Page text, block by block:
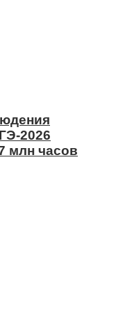
2026
млн часов